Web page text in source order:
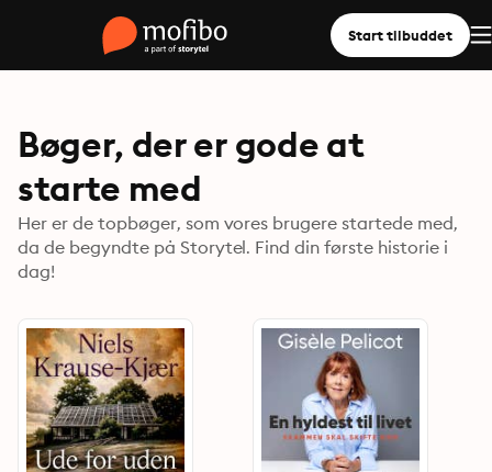
Start tilbuddet
Bøger, der er gode at
starte med
Her er de topbøger, som vores brugere startede med,
da de begyndte på Storytel. Find din første historie i
dag!